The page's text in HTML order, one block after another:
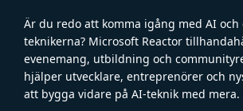
Är du redo att komma igång med AI och
teknikerna? Microsoft Reactor
evenemang, utbildning och
hjälper utvecklare, entreprenörer och
att bygga vidare på AI-teknik med mera.